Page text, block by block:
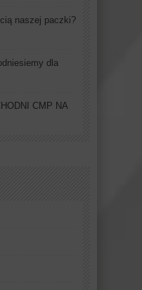
naszej paczki?
dla
CMP NA